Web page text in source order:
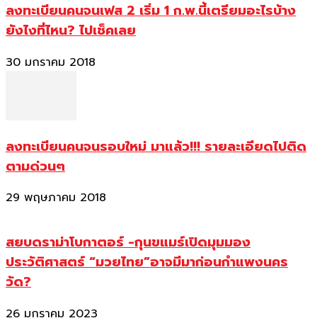
ลงทะเบียนคนจนเฟส 2 เริ่ม 1 ก.พ.นี้เตรียมอะไรบ้าง
ยังไงที่ไหน? ไปเช็คเลย
30 มกราคม 2018
ลงทะเบียนคนจนรอบใหม่ มาแล้ว!!! รายละเอียดไปติด
ตามด่วนๆ
29 พฤษภาคม 2018
สยบดราม่าโบกาตอร์ -กุนขแมร์เปิดมุมมอง
ประวัติศาสตร์ “มวยไทย”อาจมีมาก่อนกำแพงนคร
วัด?
26 มกราคม 2023